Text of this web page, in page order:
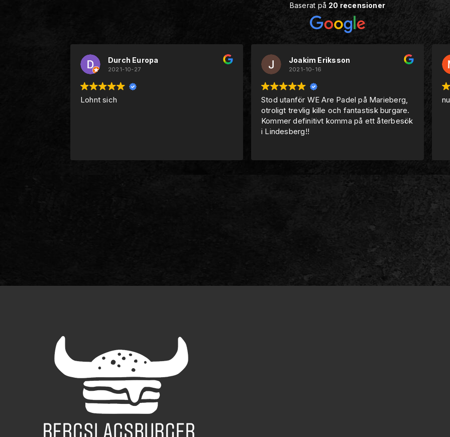
Baserat på 20 recensioner
Durch Europa
2021-10-27
Lohnt sich
Joakim Eriksson
2021-10-16
Stod utanför WE Are Padel på Marieberg,
otroligt trevlig kille och fantastisk burgare.
Kommer definitivt komma på ett återbesök
i Lindesberg!!